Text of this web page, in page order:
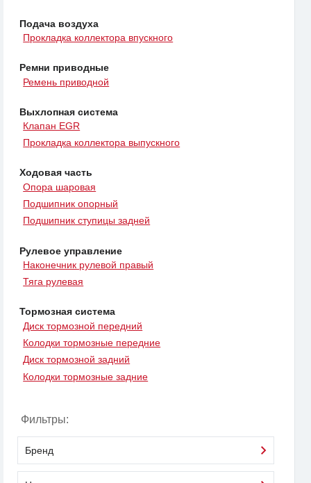
Подача воздуха
Прокладка коллектора впускного
Ремни приводные
Ремень приводной
Выхлопная система
Клапан EGR
Прокладка коллектора выпускного
Ходовая часть
Опора шаровая
Подшипник опорный
Подшипник ступицы задней
Рулевое управление
Наконечник рулевой правый
Тяга рулевая
Тормозная система
Диск тормозной передний
Колодки тормозные передние
Диск тормозной задний
Колодки тормозные задние
Фильтры:
Бренд